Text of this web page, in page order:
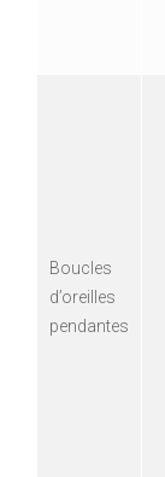
Boucles
d’oreilles
pendantes